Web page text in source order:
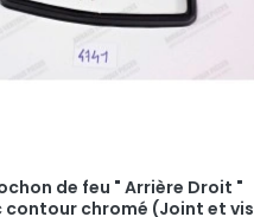
de feu " Arrière Droit "
contour chromé (Joint et vis